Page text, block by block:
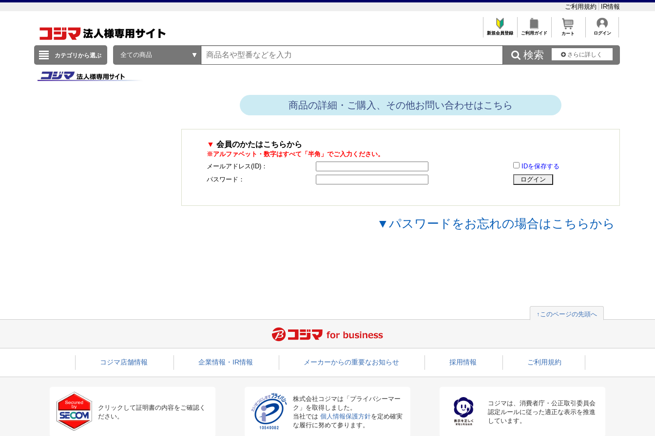
ご利用規約 IR情報
新規会員登録 ご利用ガイド カート ログイン
カテゴリから選ぶ 全ての商品  検索 さらに詳しく
商品の詳細・ご購入、その他お問い合わせはこちら
▼ 会員のかたはこちらから
※アルファベット・数字はすべて「半角」でご入力ください。
メールアドレス(ID)：
IDを保存する
パスワード：
▼パスワードをお忘れの場合はこちらから
↑このページの先頭へ
コジマ店舗情報 企業情報・IR情報 メーカーからの重要なお知らせ 採用情報 ご利用規約
クリックして証明書の内容をご確認く
ださい。
株式会社コジマは「プライバシーマー
ク」を取得しました。
当社では 個人情報保護方針を定め確実
な履行に努めて参ります。
コジマは、消費者庁・公正取引委員会
認定ルールに従った適正な表示を推進
しています。